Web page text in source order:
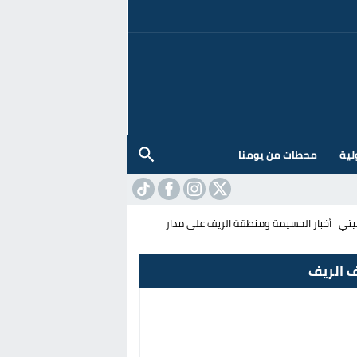
محطات من يومنا
| أخبار الحسيمة ومنطقة الريف على مدار
الريف